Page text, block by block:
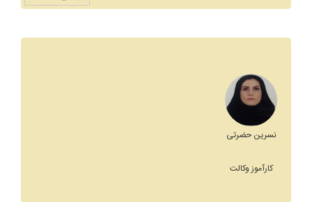
نسرین حضرتی
کارآموز وکالت